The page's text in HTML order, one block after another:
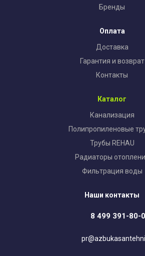
Бренды
Оплата
Доставка
Гарантия и возврат
Контакты
Каталог
Канализация
Полипропиленовые
Трубы REHAU
Радиаторы
Фильтрация воды
Наши контакты
8 499 391-80-